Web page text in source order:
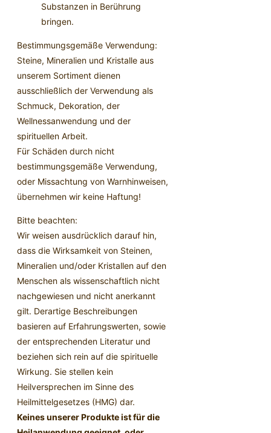
Substanzen in Berührung
bringen.
Bestimmungsgemäße Verwendung:
Steine, Mineralien und Kristalle aus
unserem Sortiment dienen
ausschließlich der Verwendung als
Schmuck, Dekoration, der
Wellnessanwendung und der
spirituellen Arbeit.
Für Schäden durch nicht
bestimmungsgemäße Verwendung,
oder Missachtung von Warnhinweisen,
übernehmen wir keine Haftung!
Bitte beachten:
Wir weisen ausdrücklich darauf hin,
dass die Wirksamkeit von Steinen,
Mineralien und/oder Kristallen auf den
Menschen als wissenschaftlich nicht
nachgewiesen und nicht anerkannt
gilt. Derartige Beschreibungen
basieren auf Erfahrungswerten, sowie
der entsprechenden Literatur und
beziehen sich rein auf die spirituelle
Wirkung. Sie stellen kein
Heilversprechen im Sinne des
Heilmittelgesetzes (HMG) dar.
Keines unserer Produkte ist für die